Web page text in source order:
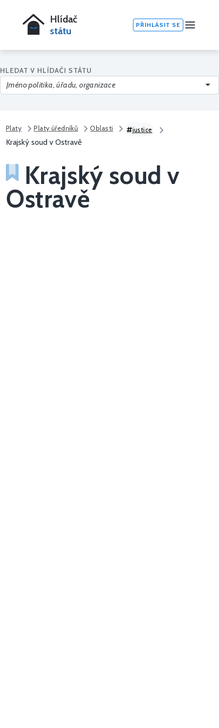
Hlídač
státu
PŘIHLÁSIT SE
HLEDAT V HLÍDAČI STÁTU
Platy Platy úředníků Oblasti justice
Krajský soud v Ostravě
Krajský soud v
Ostravě